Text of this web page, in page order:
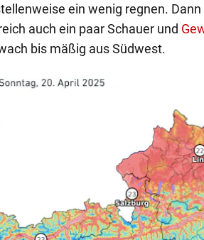
ein wenig regnen.
auch ein paar Schauer und
bis mäßig aus Südwest.